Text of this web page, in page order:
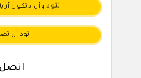
تتود وأن دتكون
تود أن
اتصل